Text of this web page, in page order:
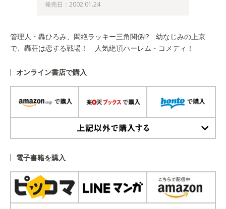
発売日：2002.01.24
管理人・轟ひろみ、悶絶ラッキー三角関係!? 幼なじみの上京
で、轟荘は恋する戦場！ 人気絶頂ハーレム・コメディ！
オンライン書店で購入
電子書籍を購入